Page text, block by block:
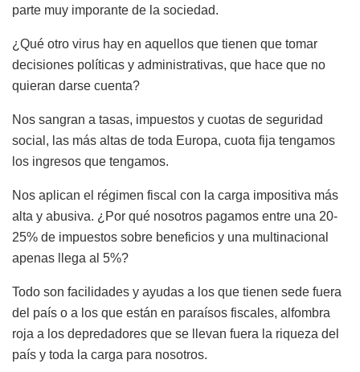
parte muy imporante de la sociedad.
¿Qué otro virus hay en aquellos que tienen que tomar
decisiones políticas y administrativas, que hace que no
quieran darse cuenta?
Nos sangran a tasas, impuestos y cuotas de seguridad
social, las más altas de toda Europa, cuota fija tengamos
los ingresos que tengamos.
Nos aplican el régimen fiscal con la carga impositiva más
alta y abusiva. ¿Por qué nosotros pagamos entre una 20-
25% de impuestos sobre beneficios y una multinacional
apenas llega al 5%?
Todo son facilidades y ayudas a los que tienen sede fuera
del país o a los que están en paraísos fiscales, alfombra
roja a los depredadores que se llevan fuera la riqueza del
país y toda la carga para nosotros.